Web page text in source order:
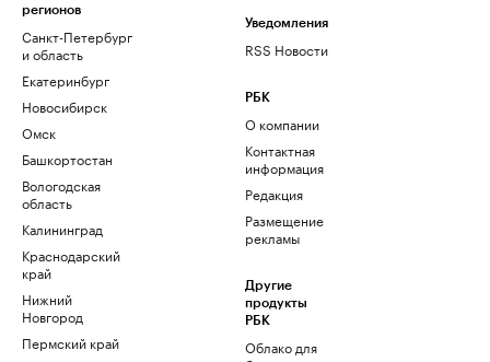
регионов
Санкт-Петербург
и область
Екатеринбург
Новосибирск
Омск
Башкортостан
Вологодская
область
Калининград
Краснодарский
край
Нижний
Новгород
Пермский край
Уведомления
RSS Новости
РБК
О компании
Контактная
информация
Редакция
Размещение
рекламы
Другие
продукты
РБК
Облако для